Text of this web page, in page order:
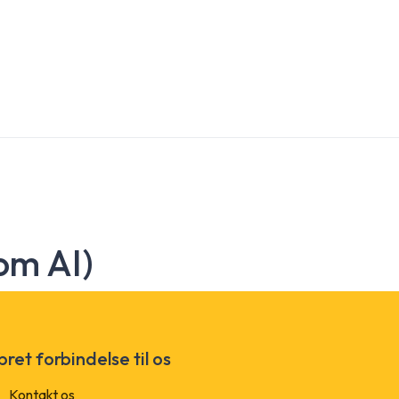
AI)
forbindelse til os
Kontakt os